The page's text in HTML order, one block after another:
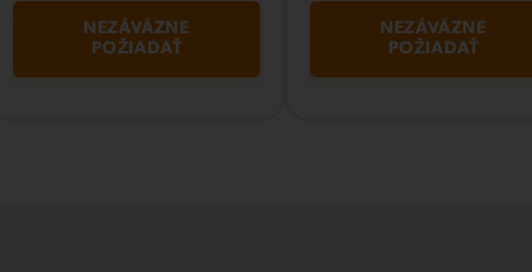
NEZÁVÄZNE
POŽIADAŤ
NEZÁVÄZNE
POŽIADAŤ